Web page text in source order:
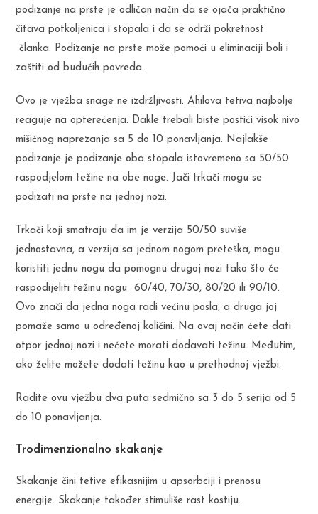
podizanje na prste je odličan način da se ojača praktično
čitava potkoljenica i stopala i da se održi pokretnost
članka. Podizanje na prste može pomoći u eliminaciji boli i
zaštiti od budućih povreda.
Ovo je vježba snage ne izdržljivosti. Ahilova tetiva najbolje
reaguje na opterećenja. Dakle trebali biste postići visok nivo
mišićnog naprezanja sa 5 do 10 ponavljanja. Najlakše
podizanje je podizanje oba stopala istovremeno sa 50/50
raspodjelom težine na obe noge. Jači trkači mogu se
podizati na prste na jednoj nozi.
Trkači koji smatraju da im je verzija 50/50 suviše
jednostavna, a verzija sa jednom nogom preteška, mogu
koristiti jednu nogu da pomognu drugoj nozi tako što će
raspodijeliti težinu nogu 60/40, 70/30, 80/20 ili 90/10.
Ovo znači da jedna noga radi većinu posla, a druga joj
pomaže samo u određenoj količini. Na ovaj način ćete dati
otpor jednoj nozi i nećete morati dodavati težinu. Međutim,
ako želite možete dodati težinu kao u prethodnoj vježbi.
Radite ovu vježbu dva puta sedmično sa 3 do 5 serija od 5
do 10 ponavljanja.
Trodimenzionalno skakanje
Skakanje čini tetive efikasnijim u apsorbciji i prenosu
energije. Skakanje također stimuliše rast kostiju.